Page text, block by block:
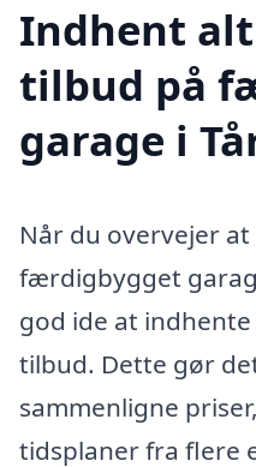
Indhent
tilbud på
garage i
Når du overvejer
færdigbygget
god ide at
tilbud. Dette gør
sammenligne
tidsplaner fra flere